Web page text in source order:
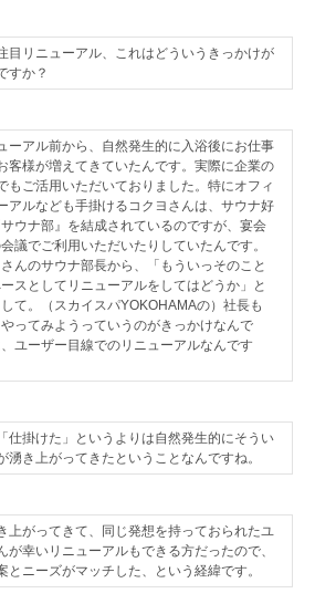
目リニューアル、これはどういうきっかけが
すか？
ーアル前から、自然発生的に入浴後にお仕事
客様が増えてきていたんです。実際に企業の
もご活用いただいておりました。特にオフィ
アルなども手掛けるコクヨさんは、サウナ好
ウナ部』を結成されているのですが、宴会
議でご利用いただいたりしていたんです。
んのサウナ部長から、「もういっそのこと
スとしてリニューアルをしてはどうか」と
て。（スカイスパYOKOHAMAの）社長も
ってみようっていうのがきっかけなんで
ユーザー目線でのリニューアルなんです
仕掛けた」というよりは自然発生的にそうい
湧き上がってきたということなんですね。
上がってきて、同じ発想を持っておられたユ
が幸いリニューアルもできる方だったので、
とニーズがマッチした、という経緯です。